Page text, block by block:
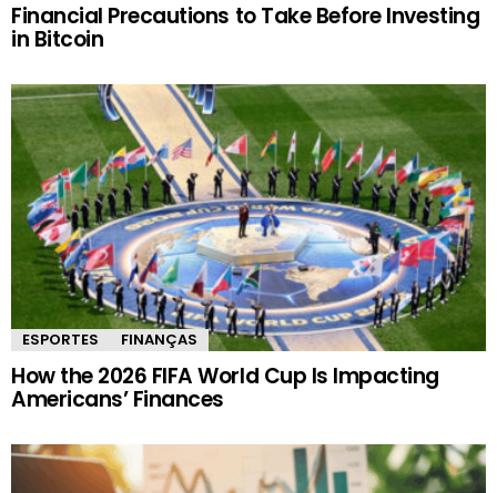
Financial Precautions to Take Before Investing
in Bitcoin
ESPORTES FINANÇAS
How the 2026 FIFA World Cup Is Impacting
Americans’ Finances